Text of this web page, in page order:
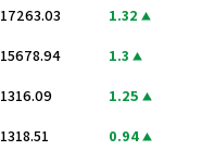
17263.03 1.32
15678.94 1.3
1316.09 1.25
1318.51 0.94